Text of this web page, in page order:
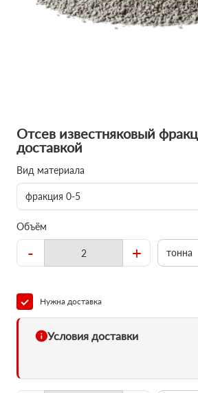
Отсев известняковый
доставкой
Вид материала
фракция 0-5
Объём
- + тонна
Нужна доставка
Условия доставки